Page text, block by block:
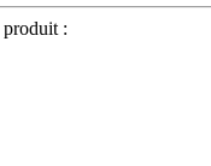
produit :